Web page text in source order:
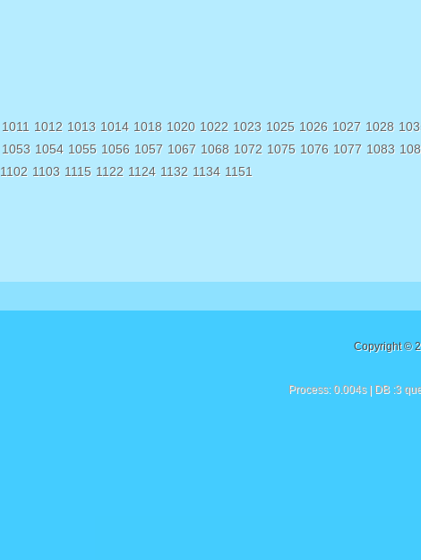
1011 1012 1013 1014 1018 1020 1022 1023 1025 1026 1027 1028
1053 1054 1055 1056 1057 1067 1068 1072 1075 1076 1077 1083
1102 1103 1115 1122 1124 1132 1134 1151
Copyright ©
Process: 0.004s | DB :3